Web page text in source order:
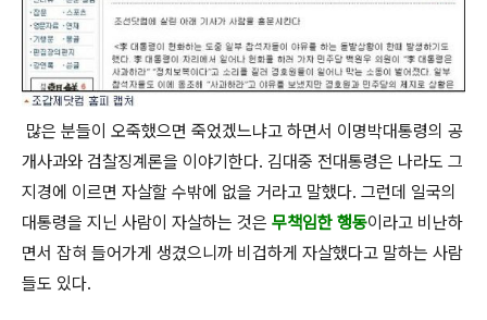
많은 분들이 오죽했으면 죽었겠느냐고 하면서 이명박대통령의 공
개사과와 검찰징계론을 이야기한다. 김대중 전대통령은 나라도 그
지경에 이르면 자살할 수밖에 없을 거라고 말했다. 그런데 일국의
대통령을 지닌 사람이 자살하는 것은 무책임한 행동이라고 비난하
면서 잡혀 들어가게 생겼으니까 비겁하게 자살했다고 말하는 사람
들도 있다.